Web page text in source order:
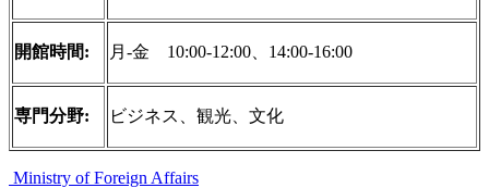
開館時間: 月‐金 10:00-12:00、14:00-16:00
専門分野: ビジネス、観光、文化
Ministry of Foreign Affairs